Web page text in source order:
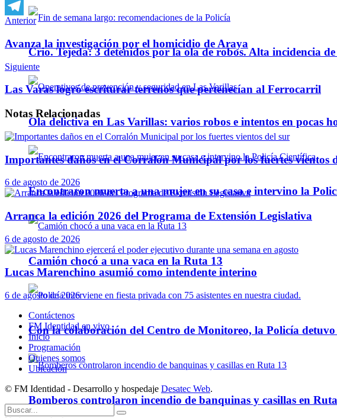
Crio. Tejeda: 3 detenidos por la ola de robos. Alta incidencia
Ola delictiva en Las Varillas: varios robos e intentos en pocas
Encontraron muerta a una mujer en su casa e intervino la
Camión chocó a una vaca en la Ruta 13
Con la colaboración del Centro de Monitoreo, la Policía
Bomberos controlaron incendio de banquinas y casillas en
WhatsApp
Telegram
Anterior
Avanza la investigación por el homicidio de Araya
Siguiente
Las Varas logró escriturar terrenos que pertenecían al Ferrocarril
Notas Relacionadas
Importantes daños en el Corralón Municipal por los fuertes vientos
6 de agosto de 2026
Arranca la edición 2026 del Programa de Extensión Legislativa
6 de agosto de 2026
Lucas Marenchino asumió como intendente interino
6 de agosto de 2026
Contáctenos
FM Identidad en vivo
Inicio
Programación
Quienes somos
Ubicación
© FM Identidad - Desarrollo y hospedaje Desatec Web.